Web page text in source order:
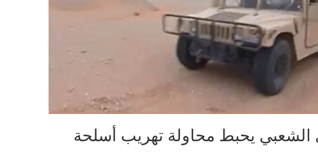
الشعبي يحبط محاولة تهريب أسلحة